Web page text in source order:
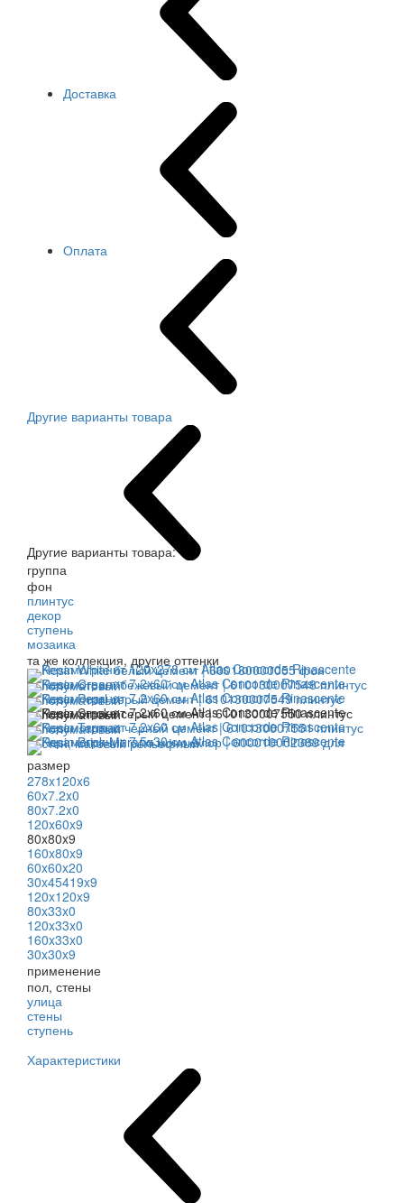
Доставка
Оплата
Другие варианты товара
Другие варианты товара:
группа
фон
плинтус
декор
ступень
мозаика
та же коллекция, другие оттенки
размер
278x120x6
60x7.2x0
80x7.2x0
120x60x9
80x80x9
160x80x9
60x60x20
30x45419x9
120x120x9
80x33x0
120x33x0
160x33x0
30x30x9
применение
пол, стены
улица
стены
ступень
Характеристики